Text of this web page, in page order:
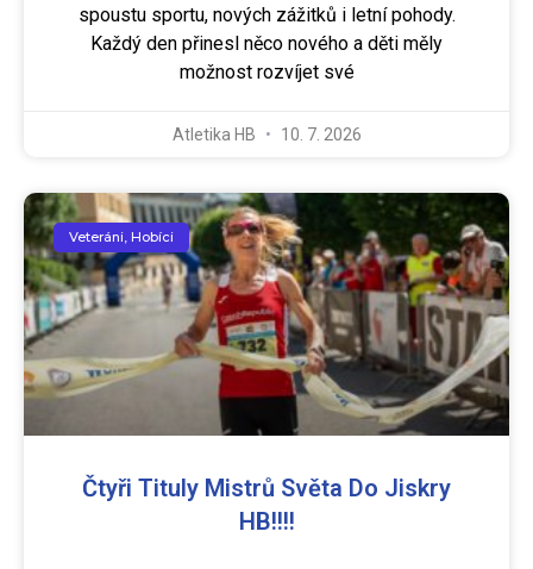
spoustu sportu, nových zážitků i letní pohody.
Každý den přinesl něco nového a děti měly
možnost rozvíjet své
Atletika HB 10. 7. 2026
Veteráni, Hobíci
Čtyři Tituly Mistrů Světa Do Jiskry
HB!!!!